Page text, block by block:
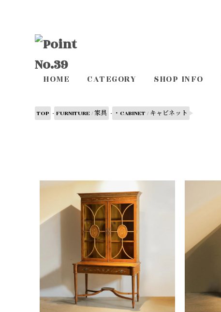
HOME CATEGORY SHOP INFO
TOP - FURNITURE / 家具 - ・CABINET / キャビネット